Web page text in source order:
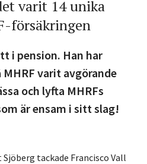
varit 14 unika
försäkringen
i pension. Han har
varit avgörande
och lyfta MHRFs
är ensam i sitt slag!
tackade Francisco Vall